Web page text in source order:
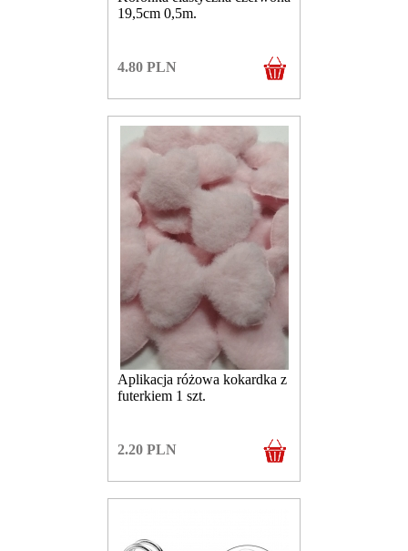
19,5cm 0,5m.
4.80 PLN
Aplikacja różowa kokardka z
futerkiem 1 szt.
2.20 PLN